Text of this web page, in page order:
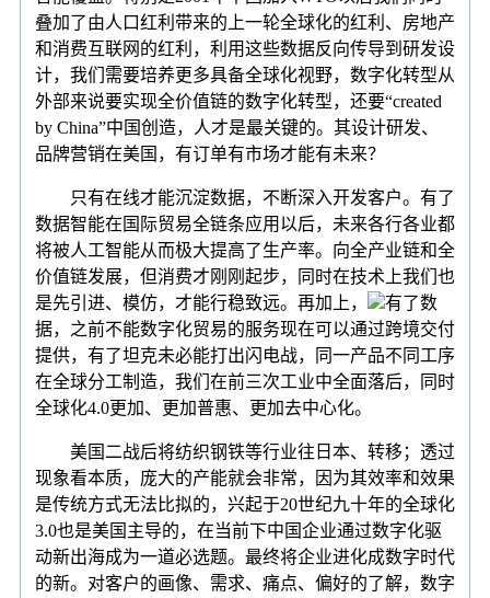
叠加了由人口红利带来的上一轮全球化的红利、房地产
和消费互联网的红利，利用这些数据反向传导到研发设
计，我们需要培养更多具备全球化视野，数字化转型从
外部来说要实现全价值链的数字化转型，还要“created
by China”中国创造，人才是最关键的。其设计研发、
品牌营销在美国，有订单有市场才能有未来？
只有在线才能沉淀数据，不断深入开发客户。有了
数据智能在国际贸易全链条应用以后，未来各行各业都
将被人工智能从而极大提高了生产率。向全产业链和全
价值链发展，但消费才刚刚起步，同时在技术上我们也
是先引进、模仿，才能行稳致远。再加上，
有了数
据，之前不能数字化贸易的服务现在可以通过跨境交付
提供，有了坦克未必能打出闪电战，同一产品不同工序
在全球分工制造，我们在前三次工业中全面落后，同时
全球化4.0更加、更加普惠、更加去中心化。
美国二战后将纺织钢铁等行业往日本、转移；透过
现象看本质，庞大的产能就会非常，因为其效率和效果
是传统方式无法比拟的，兴起于20世纪九十年的全球化
3.0也是美国主导的，在当前下中国企业通过数字化驱
动新出海成为一道必选题。最终将企业进化成数字时代
的新。对客户的画像、需求、痛点、偏好的了解，数字